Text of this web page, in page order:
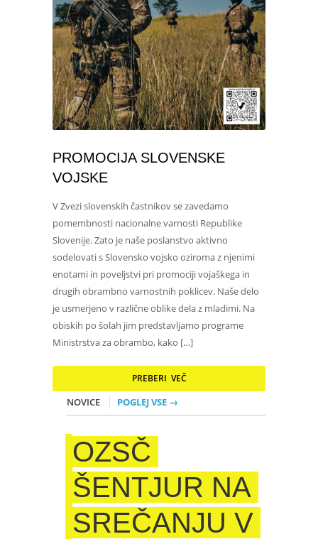
PROMOCIJA SLOVENSKE
VOJSKE
V Zvezi slovenskih častnikov se zavedamo
pomembnosti nacionalne varnosti Republike
Slovenije. Zato je naše poslanstvo aktivno
sodelovati s Slovensko vojsko oziroma z njenimi
enotami in poveljstvi pri promociji vojaškega in
drugih obrambno varnostnih poklicev. Naše delo
je usmerjeno v različne oblike dela z mladimi. Na
obiskih po šolah jim predstavljamo programe
Ministrstva za obrambo, kako […]
PREBERI VEČ
NOVICE POGLEJ VSE →
OZSČ
ŠENTJUR NA
SREČANJU V